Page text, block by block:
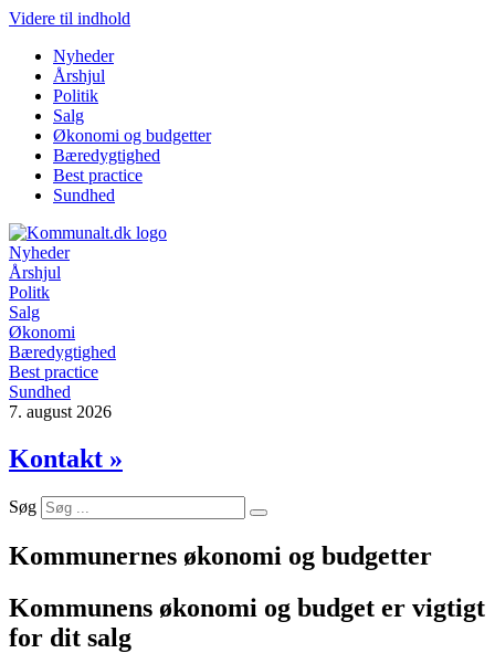
Videre til indhold
Nyheder
Årshjul
Politik
Salg
Økonomi og budgetter
Bæredygtighed
Best practice
Sundhed
Nyheder
Årshjul
Politk
Salg
Økonomi
Bæredygtighed
Best practice
Sundhed
7. august 2026
Kontakt »
Søg
Kommunernes økonomi og budgetter
Kommunens økonomi og budget er vigtigt
for dit salg